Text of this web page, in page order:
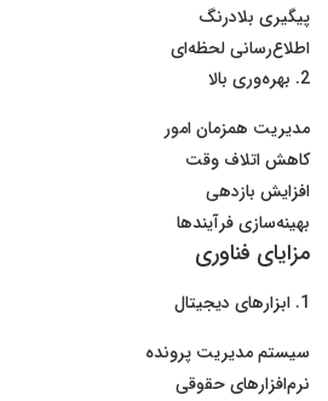
پیگیری بلادرنگ
اطلاع‌رسانی لحظه‌ای
2. بهره‌وری بالا
مدیریت همزمان امور
کاهش اتلاف وقت
افزایش بازدهی
بهینه‌سازی فرآیندها
مزایای فناوری
1. ابزارهای دیجیتال
سیستم مدیریت پرونده
نرم‌افزارهای حقوقی